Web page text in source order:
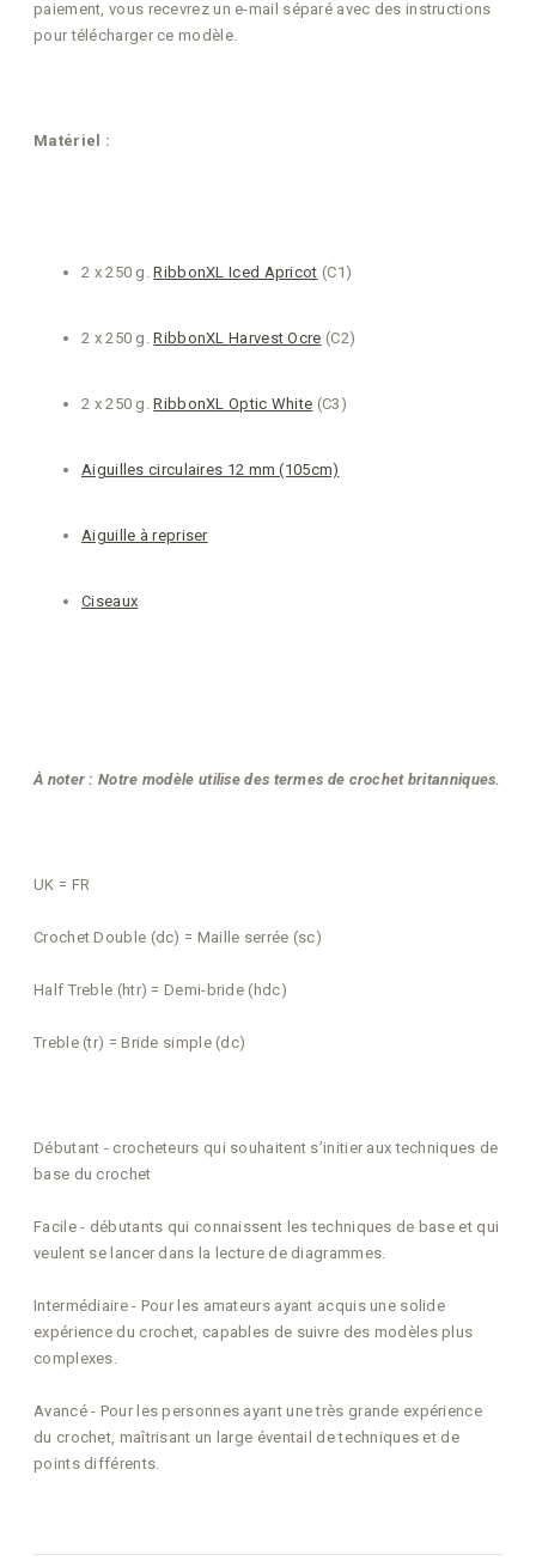
paiement, vous recevrez un e-mail séparé avec des instructions
pour télécharger ce modèle.
Matériel :
2 x 250 g.RibbonXL Iced Apricot (C1)
2 x 250 g.RibbonXL Harvest Ocre (C2)
2 x 250 g.RibbonXL Optic White (C3)
Aiguilles circulaires 12 mm (105cm)
Aiguille à repriser
Ciseaux
À noter : Notre modèle utilise des termes de crochet britanniques.
UK = FR
Crochet Double (dc) = Maille serrée (sc)
Half Treble (htr) = Demi-bride (hdc)
Treble (tr) = Bride simple (dc)
Débutant - crocheteurs qui souhaitent s’initier aux techniques de
base du crochet
Facile - débutants qui connaissent les techniques de base et qui
veulent se lancer dans la lecture de diagrammes.
Intermédiaire - Pour les amateurs ayant acquis une solide
expérience du crochet, capables de suivre des modèles plus
complexes.
Avancé - Pour les personnes ayant une très grande expérience
du crochet, maîtrisant un large éventail de techniques et de
points différents.